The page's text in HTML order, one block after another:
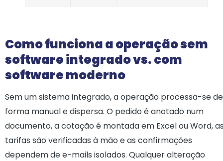
Como funciona a operação sem
software integrado vs. com
software moderno
Sem um sistema integrado, a operação processa-se de
forma manual e dispersa. O pedido é anotado num
documento, a cotação é montada em Excel ou Word,
tarifas são verificadas à mão e as confirmações
dependem de e-mails isolados. Qualquer alteração